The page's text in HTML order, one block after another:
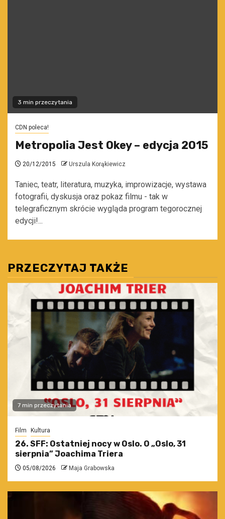
3 min przeczytania
CDN poleca!
Metropolia Jest Okey – edycja 2015
20/12/2015 Urszula Korąkiewicz
Taniec, teatr, literatura, muzyka, improwizacje, wystawa
fotografii, dyskusja oraz pokaz filmu - tak w
telegraficznym skrócie wygląda program tegorocznej
edycji!...
PRZECZYTAJ TAKŻE
7 min przeczytania
Film Kultura
26. SFF: Ostatniej nocy w Oslo. O „Oslo, 31
sierpnia” Joachima Triera
05/08/2026 Maja Grabowska